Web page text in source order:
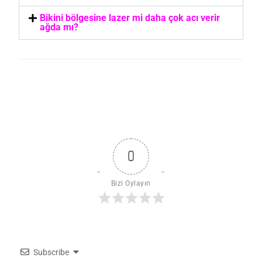
Bikini bölgesine lazer mi daha çok acı verir
ağda mı?
0
Bizi Oylayın
Subscribe